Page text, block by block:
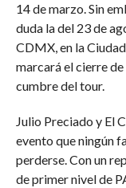
14 de marzo. Sin
duda la del 23 de
CDMX, en la
marcará el cierre
cumbre del tour.
Julio Preciado y El
evento que ningún
perderse. Con un
de primer nivel de